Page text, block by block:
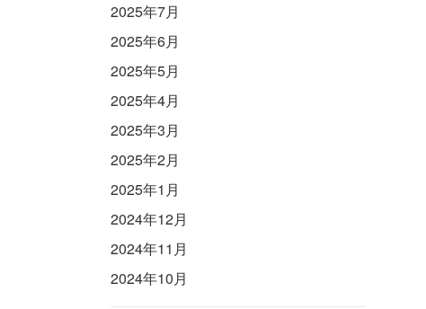
2025年7月
2025年6月
2025年5月
2025年4月
2025年3月
2025年2月
2025年1月
2024年12月
2024年11月
2024年10月